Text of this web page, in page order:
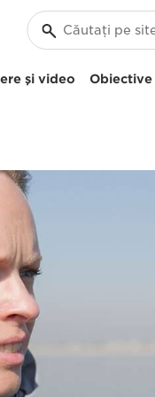
şi video Obiective